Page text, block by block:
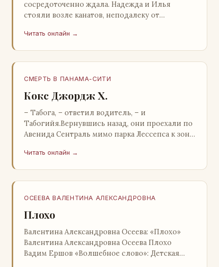
сосредоточенно ждала. Надежда и Илья
стояли возле канатов, неподалеку от
прочей публики, …
Читать онлайн →
СМЕРТЬ В ПАНАМА-СИТИ
Кокс Джордж Х.
– Табога, – ответил водитель, – и
Табогийя.Вернувшись назад, они проехали по
Авенида Сентраль мимо парка Лессепса к зоне
отель…
Читать онлайн →
ОСЕЕВА ВАЛЕНТИНА АЛЕКСАНДРОВНА
Плохо
Валентина Александровна Осеева: «Плохо»
Валентина Александровна Осеева Плохо
Вадим Ершов «Волшебное слово»: Детская